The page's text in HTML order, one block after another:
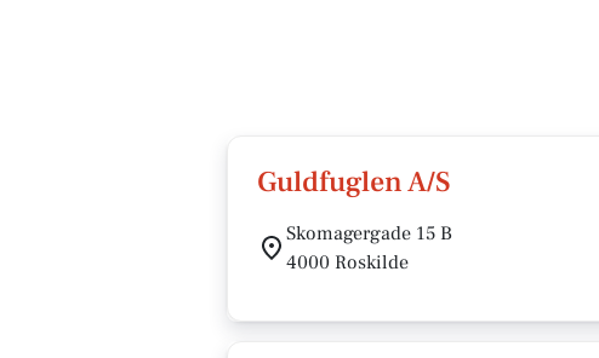
Guldfuglen A/S
Skomagergade 15 B
4000 Roskilde